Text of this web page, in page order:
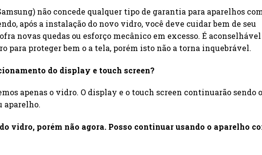
não concede qualquer tipo de garantia para aparelhos
após a instalação do novo vidro, você deve cuidar bem de seu
novas quedas ou esforço mecânico em excesso. É aconselhável
para proteger bem o a tela, porém isto não a torna inquebrável.
do display e touch screen?
apenas o vidro. O display e o touch screen continuarão sendo
aparelho.
vidro, porém não agora. Posso continuar usando o aparelho